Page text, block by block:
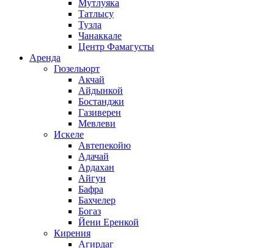
Мутлуяка
Татлысу
Тузла
Чанаккале
Центр Фамагусты
Аренда
Гюзельюрт
Акчай
Айдынкой
Бостанджи
Газиверен
Мевлеви
Искеле
Автепекойю
Адачай
Ардахан
Айгун
Бафра
Бахчелер
Богаз
Йени Еренкой
Кирения
Агирдаг